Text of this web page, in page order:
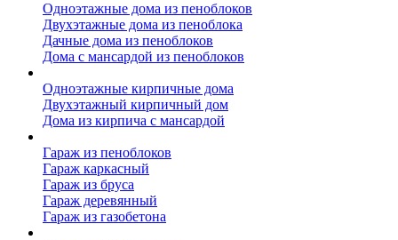
Одноэтажные дома из пеноблоков
Двухэтажные дома из пеноблока
Дачные дома из пеноблоков
Дома с мансардой из пеноблоков
Одноэтажные кирпичные дома
Двухэтажный кирпичный дом
Дома из кирпича с мансардой
Гараж из пеноблоков
Гараж каркасный
Гараж из бруса
Гараж деревянный
Гараж из газобетона